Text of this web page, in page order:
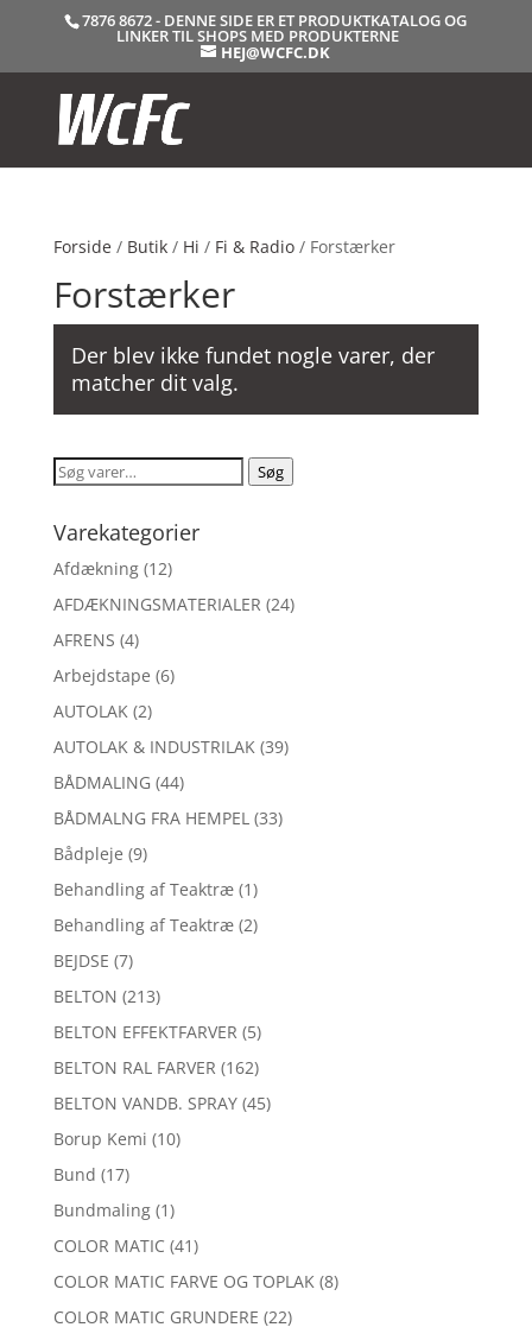
7876 8672 - DENNE SIDE ER ET PRODUKTKATALOG OG
LINKER TIL SHOPS MED PRODUKTERNE
HEJ@WCFC.DK
Forside/ Butik/ Hi / Fi & Radio/ Forstærker
Forstærker
Der blev ikke fundet nogle varer, der
matcher dit valg.
Søg
Søg
Varekategorier
Afdækning (12)
AFDÆKNINGSMATERIALER (24)
AFRENS (4)
Arbejdstape (6)
AUTOLAK (2)
AUTOLAK & INDUSTRILAK (39)
BÅDMALING (44)
BÅDMALNG FRA HEMPEL (33)
Bådpleje (9)
Behandling af Teaktræ (1)
Behandling af Teaktræ (2)
BEJDSE (7)
BELTON (213)
BELTON EFFEKTFARVER (5)
BELTON RAL FARVER (162)
BELTON VANDB. SPRAY (45)
Borup Kemi (10)
Bund (17)
Bundmaling (1)
COLOR MATIC (41)
COLOR MATIC FARVE OG TOPLAK (8)
COLOR MATIC GRUNDERE (22)